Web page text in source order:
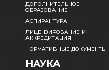
ДОПОЛНИТЕЛЬНОЕ
ОБРАЗОВАНИЕ
АСПИРАНТУРА
ЛИЦЕНЗИРОВАНИЕ И
АККРЕДИТАЦИЯ
НОРМАТИВНЫЕ ДОКУМЕНТЫ
НАУКА